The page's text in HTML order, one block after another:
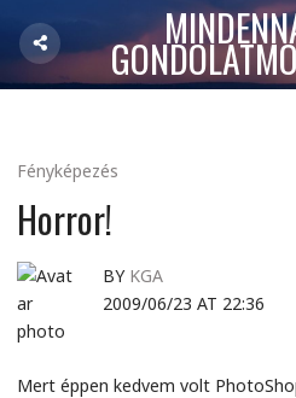
Fényképezés
Horror!
BY KGA
2009/06/23 AT 22:36
Mert éppen kedvem volt